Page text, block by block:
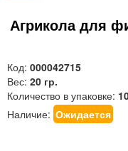
Агрикола для
Код: 000042715
Вес: 20 гр.
Количество в упаковке:
Наличие: Ожидается